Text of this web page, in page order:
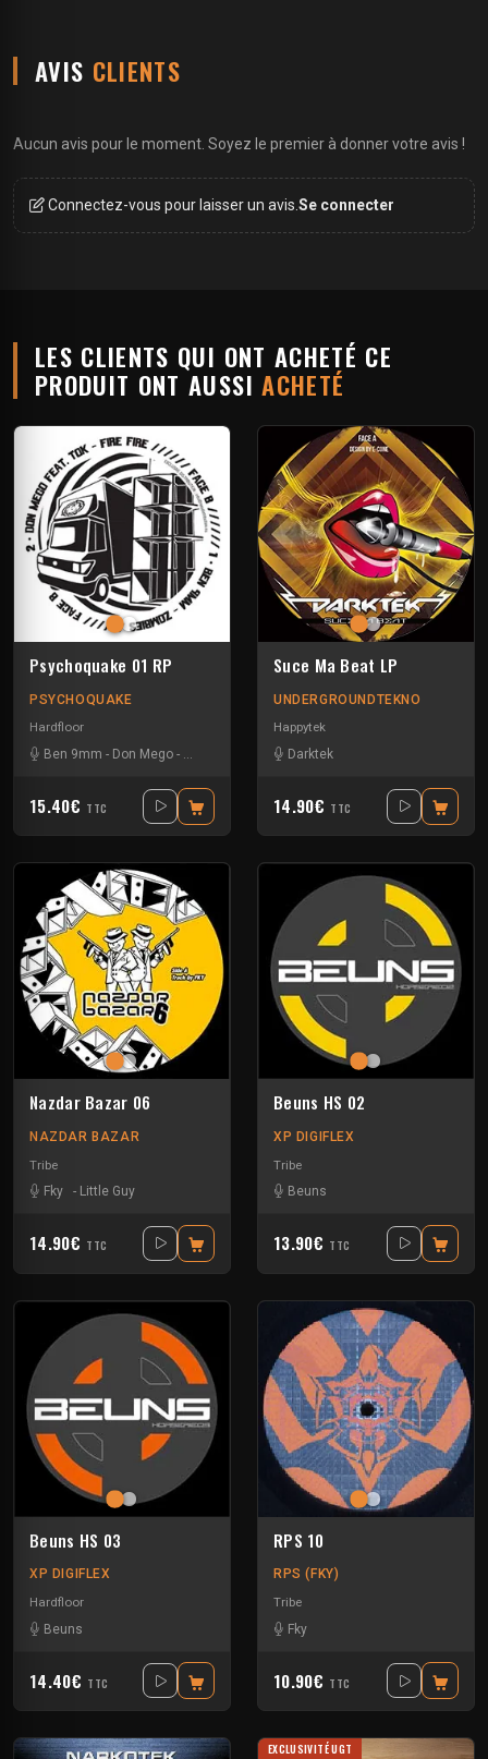
AVIS CLIENTS
Aucun avis pour le moment. Soyez le premier à donner votre avis !
Connectez-vous pour laisser un avis. Se connecter
LES CLIENTS QUI ONT ACHETÉ CE
PRODUIT ONT AUSSIACHETÉ
Psychoquake 01 RP
PSYCHOQUAKE
Hardfloor
Ben 9mm - Don Mego - Gotek Ranxerox -Tok
15.40€ TTC
Suce Ma Beat LP
UNDERGROUNDTEKNO
Happytek
Darktek
14.90€ TTC
Nazdar Bazar 06
NAZDAR BAZAR
Tribe
Fky
- Little Guy
14.90€ TTC
Beuns HS 02
XP DIGIFLEX
Tribe
Beuns
13.90€ TTC
Beuns HS 03
XP DIGIFLEX
Hardfloor
Beuns
14.40€ TTC
RPS 10
RPS (FKY)
Tribe
Fky
10.90€ TTC
EXCLUSIVITÉ UGT